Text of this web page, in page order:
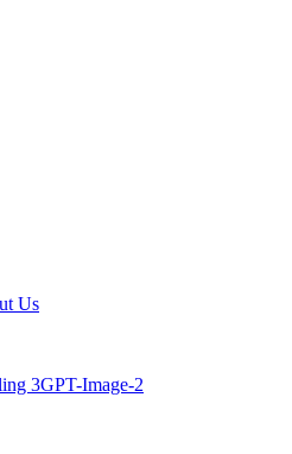
Us
3GPT-Image-2